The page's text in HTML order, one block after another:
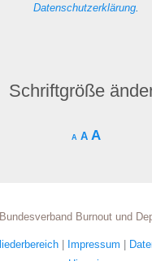
Datenschutzerklärung
Schriftgröße
A A A
Burnout und
| Impressum |